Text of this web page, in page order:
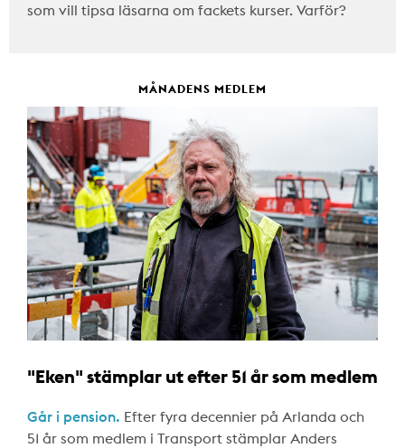
som vill tipsa läsarna om fackets kurser. Varför?
MÅNADENS MEDLEM
"Eken" stämplar ut efter 51 år som medlem
Går i pension. Efter fyra decennier på Arlanda och
51 år som medlem i Transport stämplar Anders